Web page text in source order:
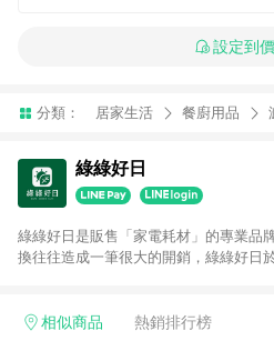
設定到
分類： 居家生活 餐廚用品
綠綠好日
綠綠好日是販售「家電耗材」的專業品
換往往造成一筆很大的開銷，綠綠好日
型號以上的家電耗材產品；目前綠綠好
相似商品 熱銷排行榜